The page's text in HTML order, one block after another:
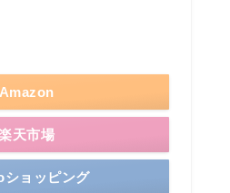
Amazon
天市場
ショッピング